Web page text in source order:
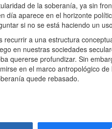
de la soberanía, ya sin
día aparece en el horizonte
si no se está haciendo un
a una estructura
en nuestras sociedades
quererse profundizar. Sin
en el marco antropológico
quede rebasado.